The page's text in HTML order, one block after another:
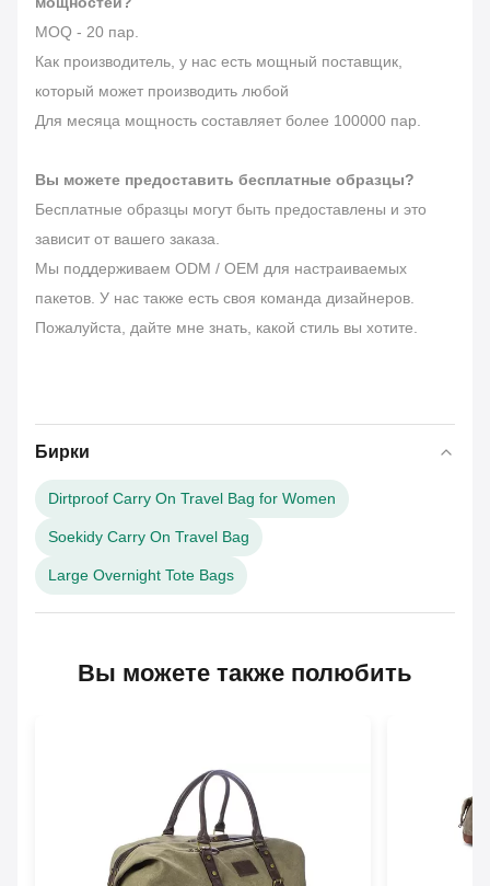
MOQ - 20 пар.
Как производитель, у нас есть мощный поставщик,
который может производить любой
Для месяца мощность составляет более 100000 пар.
Вы можете предоставить бесплатные образцы?
Бесплатные образцы могут быть предоставлены и это
зависит от вашего заказа.
Мы поддерживаем ODM / OEM для настраиваемых
пакетов. У нас также есть своя команда дизайнеров.
Пожалуйста, дайте мне знать, какой стиль вы хотите.
Бирки
Dirtproof Carry On Travel Bag for Women
Soekidy Carry On Travel Bag
Large Overnight Tote Bags
Вы можете также полюбить